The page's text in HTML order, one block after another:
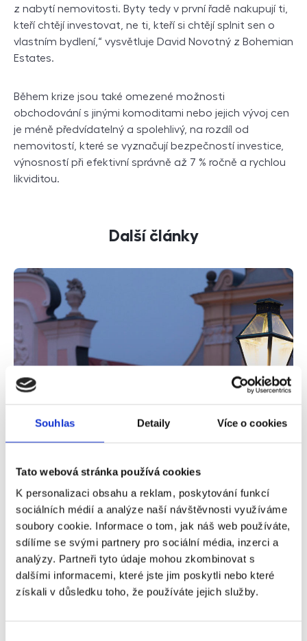
Souhlas Detaily Více o cookies
Tato webová stránka používá cookies
K personalizaci obsahu a reklam, poskytování funkcí
sociálních médií a analýze naší návštěvnosti využíváme
soubory cookie. Informace o tom, jak náš web používáte,
sdílíme se svými partnery pro sociální média, inzerci a
analýzy. Partneři tyto údaje mohou zkombinovat s
dalšími informacemi, které jste jim poskytli nebo které
získali v důsledku toho, že používáte jejich služby.
z nabytí nemovitosti. Byty tedy v první řadě nakupují ti,
kteří chtějí investovat, ne ti, kteří si chtějí splnit sen o
vlastním bydlení,“ vysvětluje David Novotný z Bohemian
Estates.
Během krize jsou také omezené možnosti
obchodování s jinými komoditami nebo jejich vývoj cen
je méně předvídatelný a spolehlivý, na rozdíl od
nemovitostí, které se vyznačují bezpečností investice,
výnosností při efektivní správně až 7 % ročně a rychlou
likviditou.
Další články
Koronavirus ničí ekonomiku, byty ale
mnoha vědců a lékařů, tak se v jeho dopadech a
vlivech na hospodářství a trhy snaží zorientovat
ekonomičtí a realitní experti. A není to nic
jednoduchého. Aktuální pandemie sice drtí národní
ekonomiky i tu globální, ale na ceny bytů vliv nemá. Ba
naopak, ceny bytů ve vyspělých státech dále vytrvale
rostou. Na to, čím je situace způsobená, jsme se